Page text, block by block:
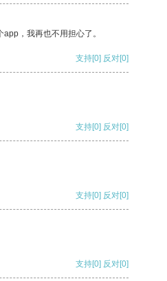
，我再也不用担心了。
支持[0] 反对[0]
支持[0] 反对[0]
支持[0] 反对[0]
支持[0] 反对[0]